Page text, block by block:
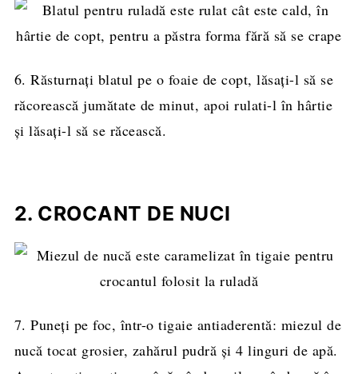
6. Răsturnați blatul pe o foaie de copt, lăsați-l să se
răcorească jumătate de minut, apoi rulati-l în hârtie
și lăsați-l să se răcească.
2. CROCANT DE NUCI
7. Puneţi pe foc, într-o tigaie antiaderentă: miezul de
nucă tocat grosier, zahărul pudră şi 4 linguri de apă.